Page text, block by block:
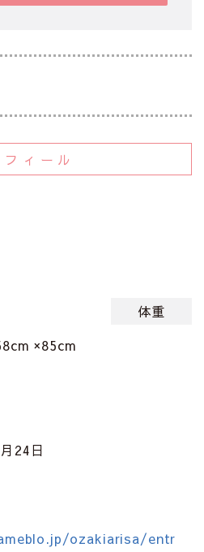
ィール
体重
×85cm
24日
ozakiarisa/entr